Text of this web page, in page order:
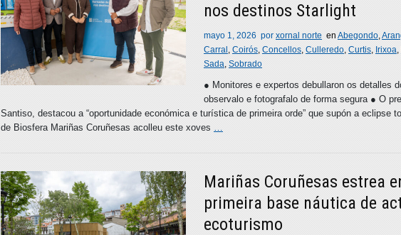
nos destinos Starlight
mayo 1, 2026 por xornal norte en Abegondo,
Carral , Coirós, Concellos, Culleredo, Curtis, Irixoa,
Sada, Sobrado
● Monitores e expertos debullaron os detalles
observalo e fotografalo de forma segura ● O
Santiso, destacou a “oportunidade económica e turística de primeira orde” que supón a eclipse
de Biosfera Mariñas Coruñesas acolleu este xoves …
Mariñas Coruñesas estrea
primeira base náutica de
ecoturismo